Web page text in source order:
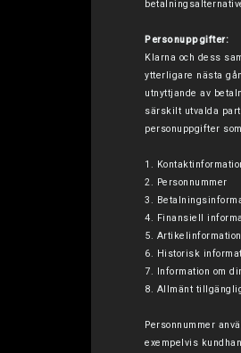
Personuppgifter:
Klarna och dess
ytterligare nästa
utnyttjande av
särskilt utvalda
personuppgifter
1.
2. Personnummer
3.
4. Finansiell
5.
6. Historisk
7. Information om
8. Allmänt
Personnummer
exempelvis